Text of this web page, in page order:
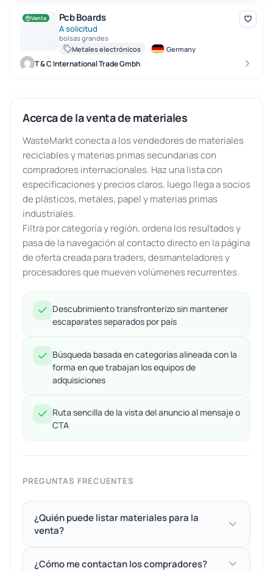
Pcb Boards
Venta Pcb Boards
A solicitud
bolsas grandes
Metales electrónicos
Germany
T & C International Trade Gmbh
Acerca de la venta de materiales
WasteMarkt conecta a los vendedores de materiales
reciclables y materias primas secundarias con
compradores internacionales. Haz una lista con
especificaciones y precios claros, luego llega a socios
de plásticos, metales, papel y materias primas
industriales.
Filtra por categoría y región, ordena los resultados y
pasa de la navegación al contacto directo en la página
de oferta creada para traders, desmanteladores y
procesadores que mueven volúmenes recurrentes.
Descubrimiento transfronterizo sin mantener
escaparates separados por país
Búsqueda basada en categorías alineada con la
forma en que trabajan los equipos de
adquisiciones
Ruta sencilla de la vista del anuncio al mensaje o
CTA
PREGUNTAS FRECUENTES
¿Quién puede listar materiales para la
venta?
¿Cómo me contactan los compradores?